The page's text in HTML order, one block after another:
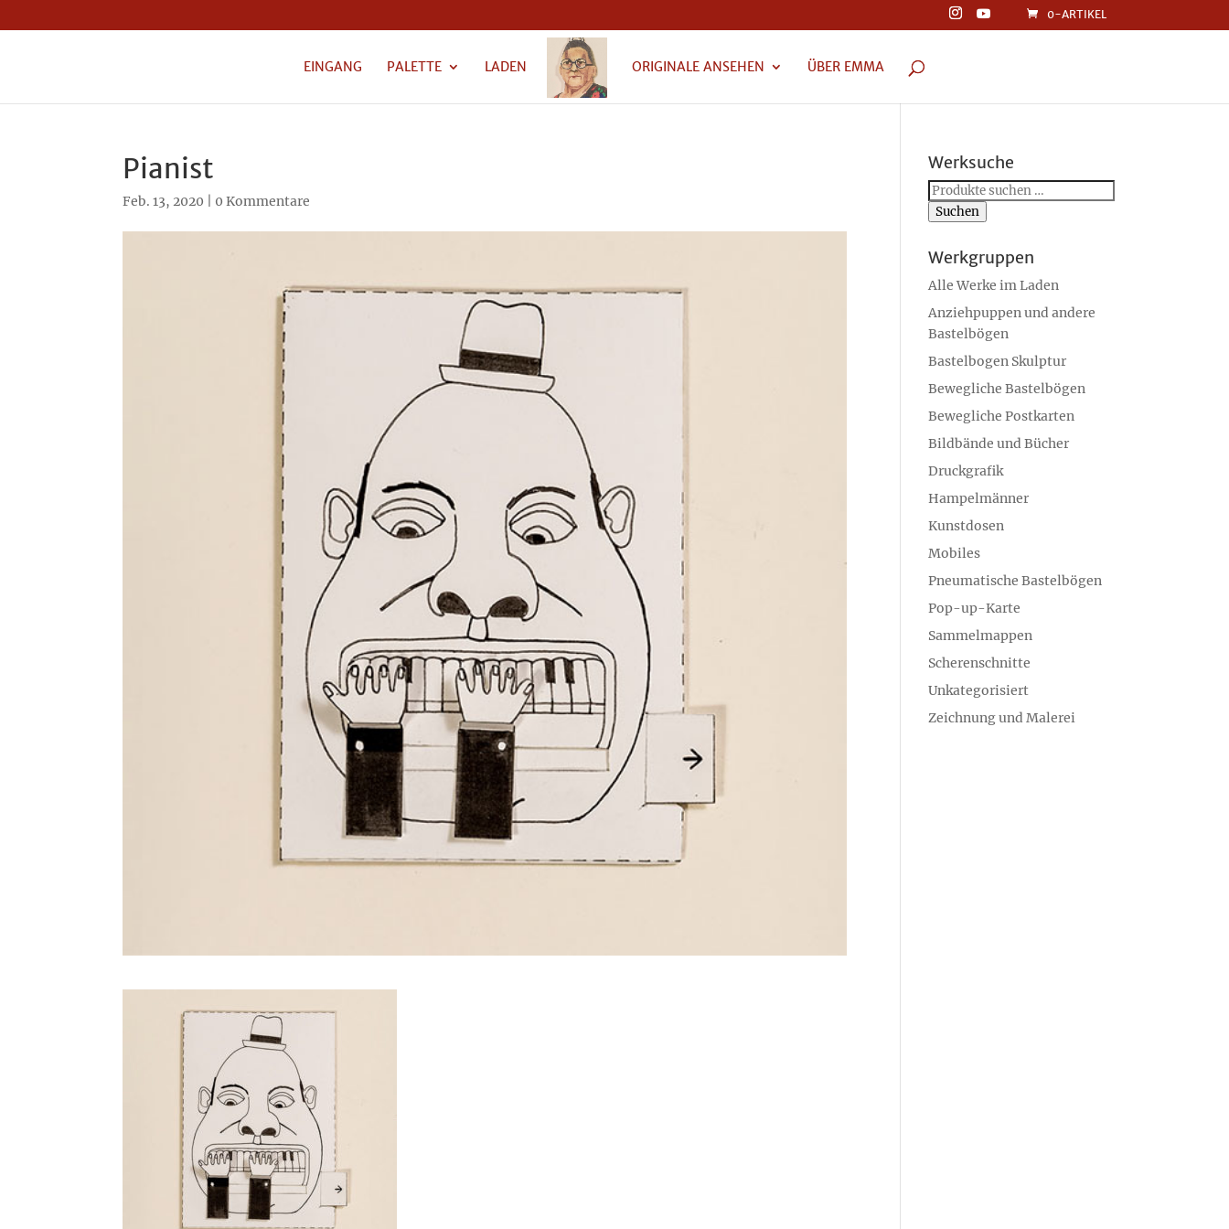
0-ARTIKEL
EINGANG PALETTE LADEN ORIGINALE ANSEHEN ÜBER EMMA
Pianist
Feb. 13, 2020 0 Kommentare
Werksuche
Suchen
nach:
Suchen
Werkgruppen
Alle Werke im Laden
Anziehpuppen und andere
Bastelbögen
Bastelbogen Skulptur
Bewegliche Bastelbögen
Bewegliche Postkarten
Bildbände und Bücher
Druckgrafik
Hampelmänner
Kunstdosen
Mobiles
Pneumatische Bastelbögen
Pop-up-Karte
Sammelmappen
Scherenschnitte
Unkategorisiert
Zeichnung und Malerei